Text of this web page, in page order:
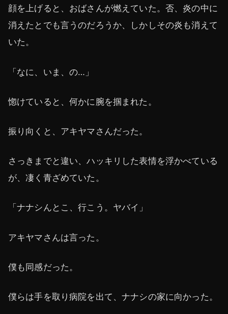
顔を上げると、おばさんが燃えていた。否、炎の中に
消えたとでも言うのだろうか、しかしその炎も消えて
いた。
「なに、いま、の…」
惚けていると、何かに腕を掴まれた。
振り向くと、アキヤマさんだった。
さっきまでと違い、ハッキリした表情を浮かべている
が、凄く青ざめていた。
「ナナシんとこ、行こう。ヤバイ」
アキヤマさんは言った。
僕も同感だった。
僕らは手を取り病院を出て、ナナシの家に向かった。